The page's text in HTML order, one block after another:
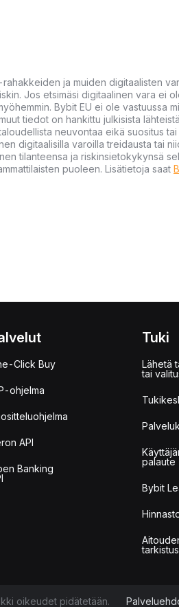
ja muiden digitaalisten
Jos etsimäsi digitaalinen vara ei
Bybit EU ei ole vastuussa
tiedot on hankittu julkisista
neuvontaa eikä suositus tai
digitaalisilla varoilla treidausta tai
tilanteensa ja riskinsietokykynsä
puoleen. Lisätietoja saat
Click Buy
ohjelma
API
Banking
Tuki
Lähetä
tai
palaute
Bybit
tarkistus
oikeudet pidätetään.